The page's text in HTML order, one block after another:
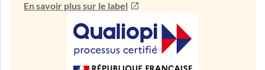
En savoir plus sur le label